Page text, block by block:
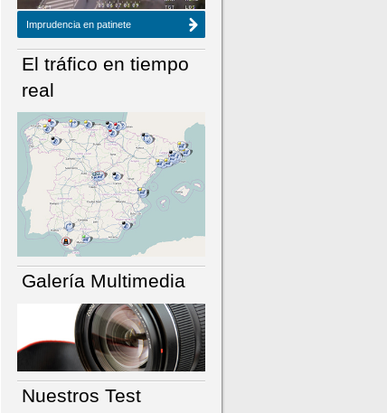
Imprudencia en patinete
El tráfico en tiempo
real
Galería Multimedia
Nuestros Test